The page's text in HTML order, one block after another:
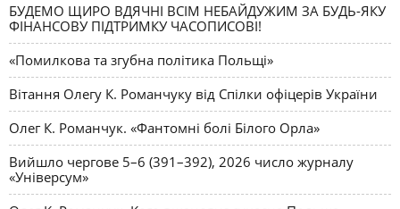
БУДЕМО ЩИРО ВДЯЧНІ ВСІМ НЕБАЙДУЖИМ ЗА БУДЬ-ЯКУ
ФІНАНСОВУ ПІДТРИМКУ ЧАСОПИСОВІ!
«Помилкова та згубна політика Польщі»
Вітання Олегу К. Романчуку від Спілки офіцерів України
Олег К. Романчук. «Фантомні болі Білого Орла»
Вийшло чергове 5–6 (391–392), 2026 число журналу
«Універсум»